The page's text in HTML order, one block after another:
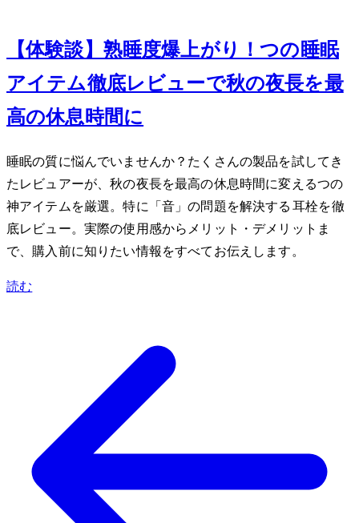
【体験談】熟睡度爆上がり！5つの睡眠
アイテム徹底レビューで秋の夜長を最
高の休息時間に
睡眠の質に悩んでいませんか？たくさんの製品を試してき
たレビュアーが、秋の夜長を最高の休息時間に変える5つの
神アイテムを厳選。特に「音」の問題を解決するLoop Quiet耳栓を徹
底レビュー。実際の使用感からメリット・デメリットま
で、購入前に知りたい情報をすべてお伝えします。
読む